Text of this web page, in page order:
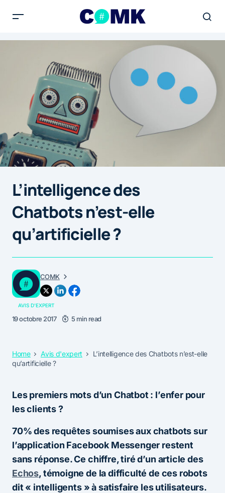
L’intelligence des
Chatbots n’est-elle
qu’artificielle ?
COMK
AVIS D'EXPERT
19 octobre 2017 5 min read
Home Avis d'expert
L’intelligence des Chatbots n’est-elle
qu’artificielle ?
Les premiers mots d’un Chatbot : l’enfer pour
les clients ?
70% des requêtes soumises aux chatbots sur
l’application Facebook Messenger restent
sans réponse. Ce chiffre, tiré d’un article des
Echos, témoigne de la difficulté de ces robots
dit « intelligents » à satisfaire les utilisateurs.